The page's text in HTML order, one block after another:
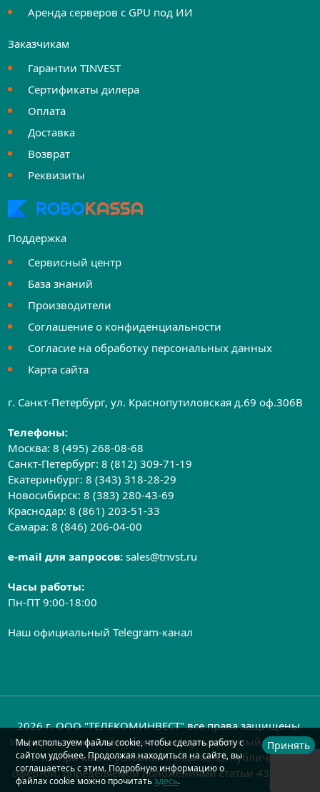
Аренда серверов с GPU под ИИ
Заказчикам
Гарантии TINVEST
Сертификаты дилера
Оплата
Доставка
Возврат
Реквизиты
Поддержка
Сервисный центр
База знаний
Производители
Соглашение о конфиденциальности
Согласие на обработку персональных данных
Карта сайта
г. Санкт-Петербург, ул. Краснопутиловская д.69 оф.306B
Телефоны:
Москва:8 (495) 268-08-68
Санкт-Петербург:8 (812) 309-71-19
Екатеринбург:8 (343) 318-28-29
Новосибирск:8 (383) 280-43-69
Краснодар:8 (861) 203-51-33
Самара:8 (846) 206-04-00
e-mail для запросов:sales@tnvst.ru
Часы работы:
Пн-ПТ 9:00-18:00
Наш официальный Telegram-канал
2026 г. ООО "ТЕЛЕКОМИНВЕСТ" все права защищены.
Информация на сайте носит информационный характер
и ни при каких условиях не является публичной
офертой, определяемой положениями статьи 437 ГК РФ
Мы используем файлы cookie, чтобы сделать работу с
сайтом удобнее. Продолжая находиться на сайте, вы
соглашаетесь с этим. Подробную информацию о
файлах cookie можно прочитатьздесь.
Принять